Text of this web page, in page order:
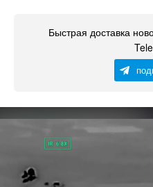
Быстрая доставка